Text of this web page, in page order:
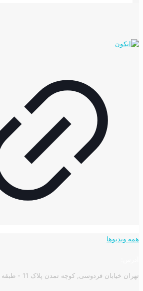
همه ویدیوها
تهران خیابان فردوسی, کوچه تمدن پلاک 11 - طبقه 2 - واحد8